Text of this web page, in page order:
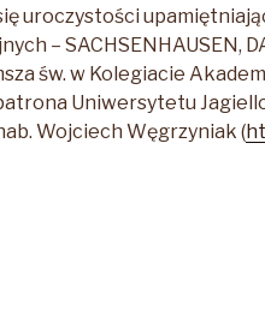
uroczystości
– SACHSENHAUSEN,
św. w Kolegiacie
Uniwersytetu
Wojciech Węgrzyniak (